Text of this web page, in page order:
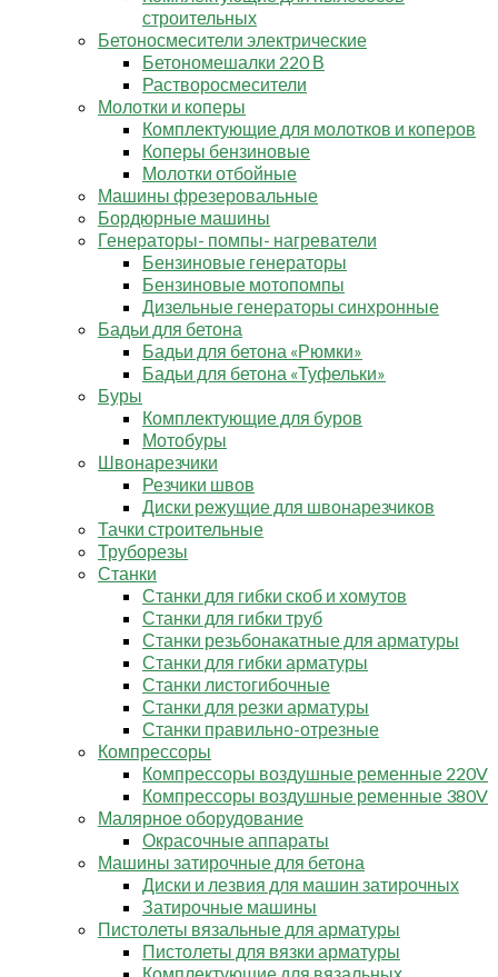
строительных
Бетоносмесители электрические
Бетономешалки 220 В
Растворосмесители
Молотки и коперы
Комплектующие для молотков и коперов
Коперы бензиновые
Молотки отбойные
Машины фрезеровальные
Бордюрные машины
Генераторы- помпы- нагреватели
Бензиновые генераторы
Бензиновые мотопомпы
Дизельные генераторы синхронные
Бадьи для бетона
Бадьи для бетона «Рюмки»
Бадьи для бетона «Туфельки»
Буры
Комплектующие для буров
Мотобуры
Швонарезчики
Резчики швов
Диски режущие для швонарезчиков
Тачки строительные
Труборезы
Станки
Станки для гибки скоб и хомутов
Станки для гибки труб
Станки резьбонакатные для арматуры
Станки для гибки арматуры
Станки листогибочные
Станки для резки арматуры
Станки правильно-отрезные
Компрессоры
Компрессоры воздушные ременные 220V
Компрессоры воздушные ременные 380V
Малярное оборудование
Окрасочные аппараты
Машины затирочные для бетона
Диски и лезвия для машин затирочных
Затирочные машины
Пистолеты вязальные для арматуры
Пистолеты для вязки арматуры